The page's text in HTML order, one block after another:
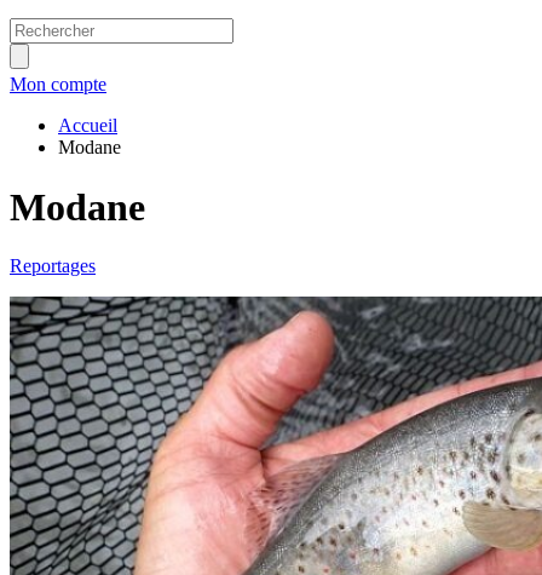
Mon compte
Accueil
Modane
Modane
Reportages